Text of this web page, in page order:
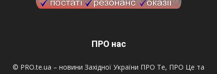
ПРО нас
© PRO.te.ua – новини Західної України ПРО Те, ПРО Це та